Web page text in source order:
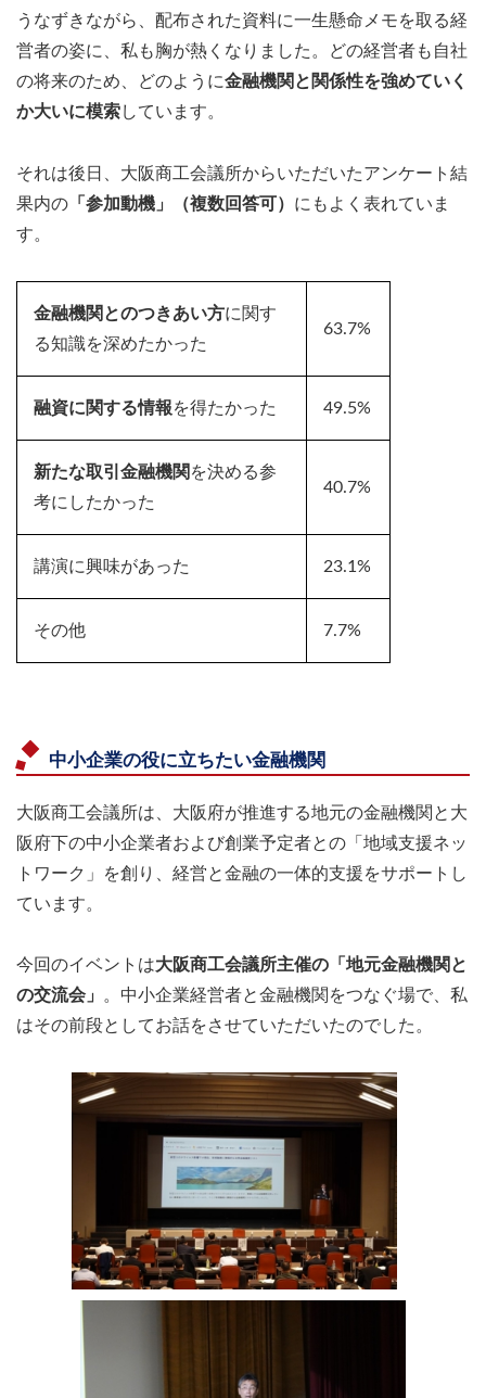
うなずきながら、配布された資料に一生懸命メモを取る経
営者の姿に、私も胸が熱くなりました。どの経営者も自社
の将来のため、どのように金融機関と関係性を強めていく
か大いに模索しています。
それは後日、大阪商工会議所からいただいたアンケート結
果内の 「参加動機」（複数回答可） にもよく表れていま
す。
金融機関とのつきあい方に関す
る知識を深めたかった
63.7%
融資に関する情報を得たかった 49.5%
新たな取引金融機関 を決める参
考にしたかった
40.7%
講演に興味があった 23.1%
その他 7.7%
中小企業の役に立ちたい金融機関
大阪商工会議所は、大阪府が推進する地元の金融機関と大
阪府下の中小企業者および創業予定者との「地域支援ネッ
トワーク」を創り、経営と金融の一体的支援をサポートし
ています。
今回のイベントは大阪商工会議所主催の「地元金融機関と
の交流会」 。中小企業経営者と金融機関をつなぐ場で、私
はその前段としてお話をさせていただいたのでした。